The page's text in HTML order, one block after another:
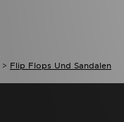
> Flip Flops Und Sandalen